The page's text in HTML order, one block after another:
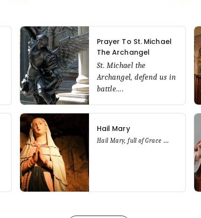
Prayer To St. Michael
The Archangel
St. Michael the
Archangel,defend us in
battle….
Hail Mary
Hail Mary, full of Grace …